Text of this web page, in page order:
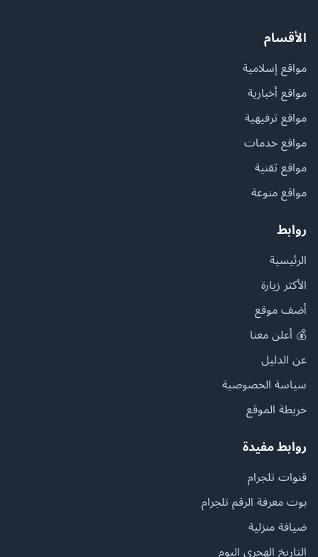
الأقسام
مواقع إسلامية
مواقع أخبارية
مواقع ترفيهية
مواقع خدمات
مواقع تقنية
مواقع منوعة
روابط
الرئيسية
الأكثر زيارة
أضف موقع
💰 أعلن معنا
عن الدليل
سياسة الخصوصية
خريطة الموقع
روابط مفيدة
قنوات تلجرام
بوت معرفة الرقم تلجرام
ضيافة منزلية
التاريخ الهجري اليوم